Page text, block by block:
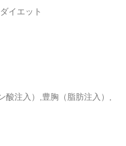
イエット
注入）,豊胸（脂肪注入）,